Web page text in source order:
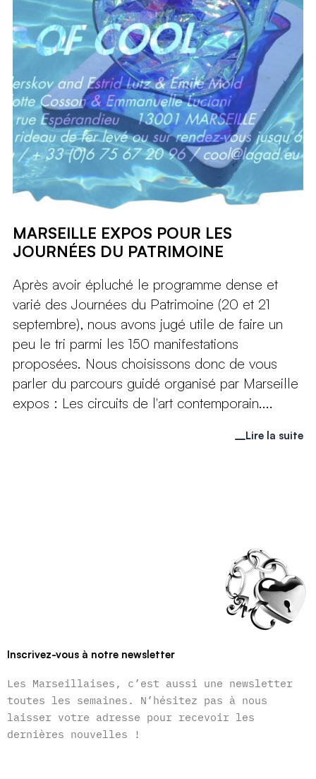
MARSEILLE EXPOS POUR LES
JOURNÉES DU PATRIMOINE
Après avoir épluché le programme dense et
varié des Journées du Patrimoine (20 et 21
septembre), nous avons jugé utile de faire un
peu le tri parmi les 150 manifestations
proposées. Nous choisissons donc de vous
parler du parcours guidé organisé par Marseille
expos : Les circuits de l'art contemporain....
Lire la suite
Inscrivez-vous à notre newsletter
Les Marseillaises, c’est aussi une newsletter
toutes les semaines. N’hésitez pas à nous
laisser votre adresse pour recevoir les
dernières nouvelles !